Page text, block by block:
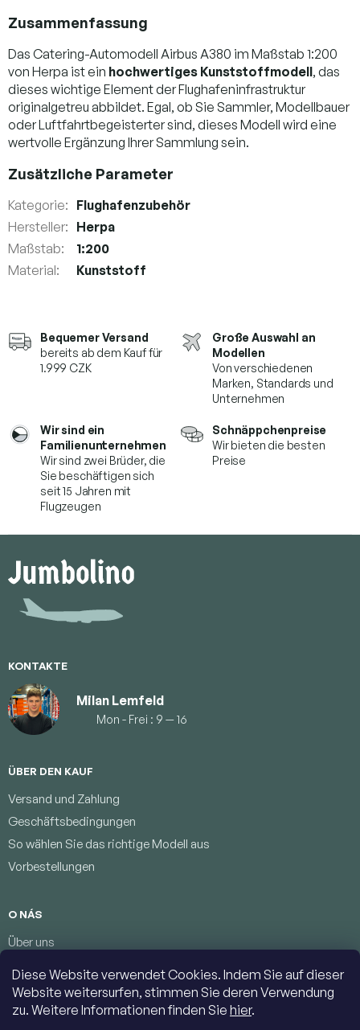
Diese Website verwendet Cookies. Indem Sie auf dieser
Website weitersurfen, stimmen Sie deren Verwendung
zu. Weitere Informationen finden Sie hier.
Bequemer Versand
bereits ab dem Kauf für
1.999 CZK
Große Auswahl an
Modellen
Von verschiedenen
Marken, Standards und
Unternehmen
Wir sind ein
Familienunternehmen
Wir sind zwei Brüder, die
Sie beschäftigen sich
seit 15 Jahren mit
Flugzeugen
Schnäppchenpreise
Wir bieten die besten
Preise
Zusammenfassung
Das Catering-Automodell Airbus A380 im Maßstab 1:200
von Herpa ist ein hochwertiges Kunststoffmodell, das
dieses wichtige Element der Flughafeninfrastruktur
originalgetreu abbildet. Egal, ob Sie Sammler, Modellbauer
oder Luftfahrtbegeisterter sind, dieses Modell wird eine
wertvolle Ergänzung Ihrer Sammlung sein.
Zusätzliche Parameter
Kategorie: Flughafenzubehör
Hersteller: Herpa
Maßstab:
1:200
Material: Kunststoff
ß
KONTAKTE
Milan Lemfeld
Mon - Frei : 9 — 16
ÜBER DEN KAUF
Versand und Zahlung
Geschäftsbedingungen
So wählen Sie das richtige Modell aus
Vorbestellungen
O NÁS
Über uns
Bedingungen zum Schutz personenbezogener Daten
Kontakte